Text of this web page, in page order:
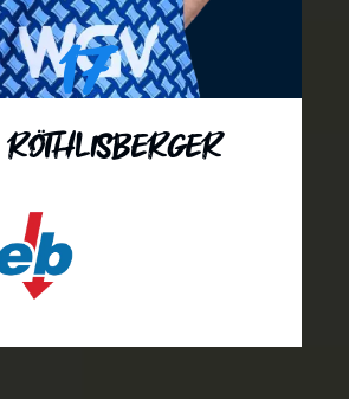
17
Röthlisberger